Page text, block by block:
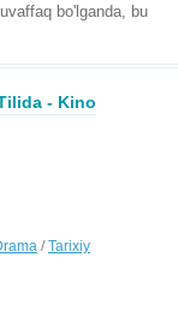
bo'lganda, bu
- Kino
/Tarixiy